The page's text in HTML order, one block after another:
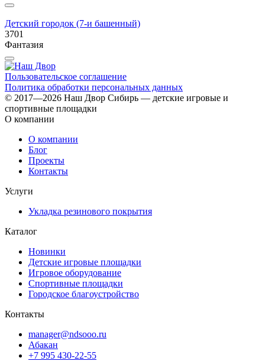
Детский городок (7-и башенный)
3701
Фантазия
Пользовательское соглашение
Политика обработки персональных данных
© 2017—2026 Наш Двор Сибирь — детские игровые и
спортивные площадки
О компании
О компании
Блог
Проекты
Контакты
Услуги
Укладка резинового покрытия
Каталог
Новинки
Детские игровые площадки
Игровое оборудование
Спортивные площадки
Городское благоустройство
Контакты
manager@ndsooo.ru
Абакан
+7 995 430-22-55